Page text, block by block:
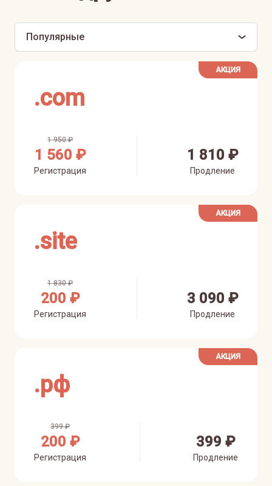
Популярные
АКЦИЯ
.com
1 950 ₽
1 560 ₽
Регистрация
1 810 ₽
Продление
АКЦИЯ
.site
1 830 ₽
200 ₽
Регистрация
3 090 ₽
Продление
АКЦИЯ
.рф
399 ₽
200 ₽
Регистрация
399 ₽
Продление